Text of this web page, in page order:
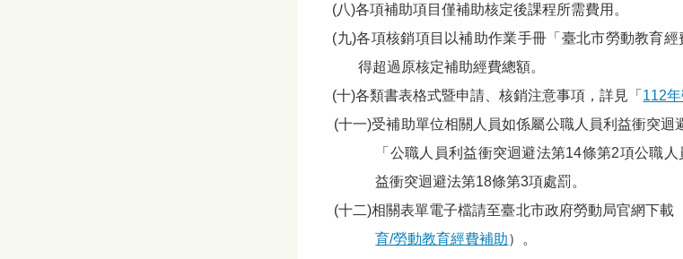
(八)各項補助項目僅補助核定後課程所需費用。
(九)各項核銷項目以補助作業手冊「臺北市勞動教育
得超過原核定補助經費總額。
(十)各類書表格式暨申請、核銷注意事項，詳見「 112
(十一)受補助單位相關人員如係屬公職人員利益衝突
「公職人員利益衝突迴避法第14條第2項公職
益衝突迴避法第18條第3項處罰。
(十二)相關表單電子檔請至臺北市政府勞動局官網下載
育/勞動教育經費補助）。